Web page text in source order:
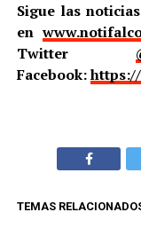
Sigue las
en
Twitter
Facebook:
TEMAS